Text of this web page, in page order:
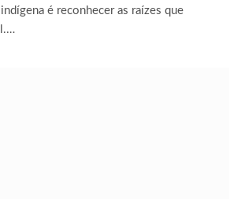
é reconhecer as raízes que